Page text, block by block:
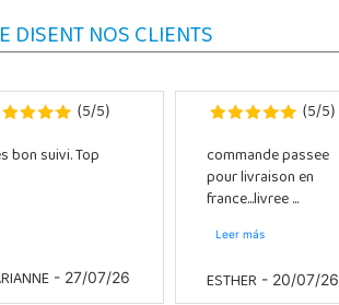
DISENT NOS CLIENTS
(5/5)
bon suivi. Top
- 27/07/26
(5/5)
commande passee
pour livraison en
france...livree ...
Leer más
ESTHER- 20/07/26